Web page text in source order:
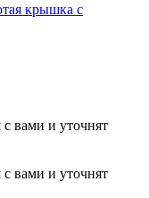
крышка с
вами и уточнят
вами и уточнят